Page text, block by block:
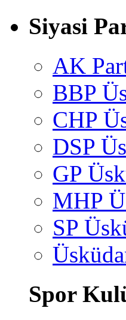
Siyasi
AK
BBP
CHP
DSP
GP
MHP
SP
Spor